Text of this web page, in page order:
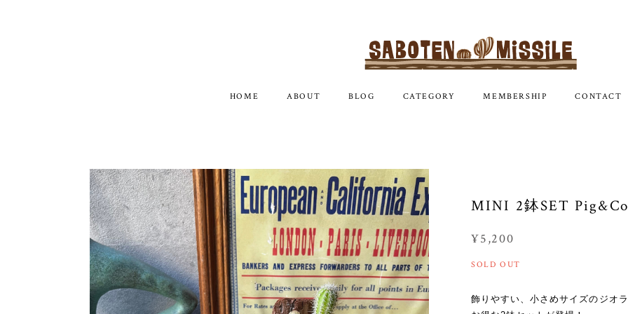
HOME ABOUT BLOG CATEGORY MEMBERSHIP CONTACT
MINI 2鉢SET
¥5,200
SOLD OUT
飾りやすい、小さめサイズのジオ